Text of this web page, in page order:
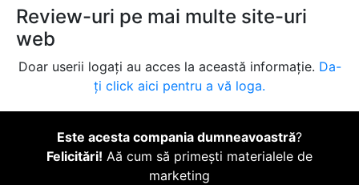
Review-uri pe mai multe site-uri
web
Doar userii logați au acces la această informație. Da-
ți click aici pentru a vă loga.
Este acesta compania dumneavoastră?
Felicitări! Aă cum să primești materialele de
marketing